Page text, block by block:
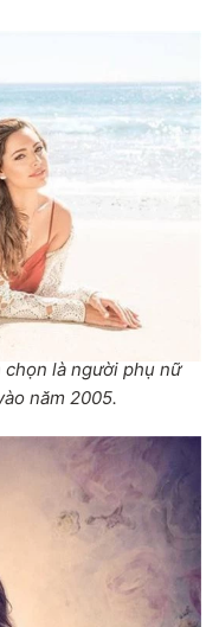
là người phụ nữ
năm 2005.